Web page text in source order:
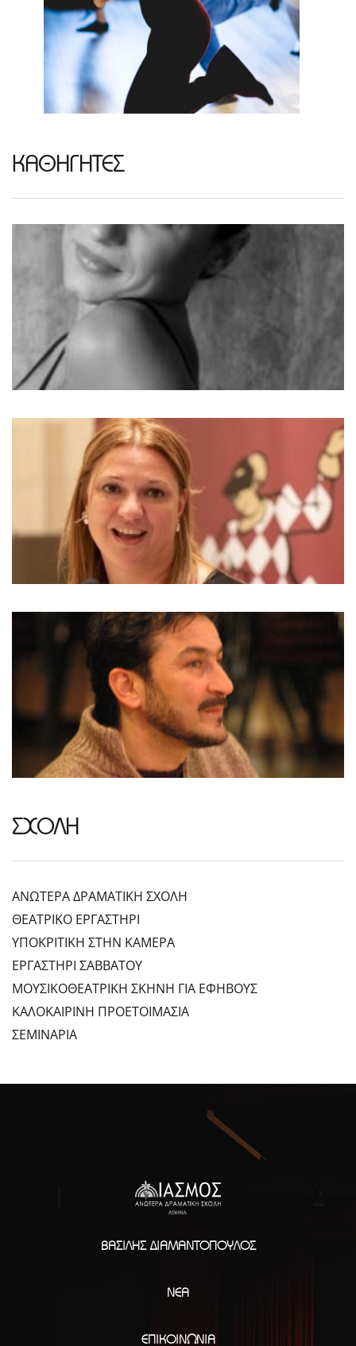
ΚΑΘΗΓΗΤΕΣ
ΣΧΟΛΗ
ΑΝΩΤΕΡΑ ΔΡΑΜΑΤΙΚΗ ΣΧΟΛΗ
ΘΕΑΤΡΙΚΟ ΕΡΓΑΣΤΗΡΙ
ΥΠΟΚΡΙΤΙΚΗ ΣΤΗΝ ΚΑΜΕΡΑ
ΕΡΓΑΣΤΗΡΙ ΣΑΒΒΑΤΟΥ
ΜΟΥΣΙΚΟΘΕΑΤΡΙΚΗ ΣΚΗΝΗ ΓΙΑ ΕΦΗΒΟΥΣ
ΚΑΛΟΚΑΙΡΙΝΗ ΠΡΟΕΤΟΙΜΑΣΙΑ
ΣΕΜΙΝΑΡΙΑ
ΒΑΣΊΛΗΣ ΔΙΑΜΑΝΤΌΠΟΥΛΟΣ
ΝΈΑ
ΕΠΙΚΟΙΝΩΝΊΑ